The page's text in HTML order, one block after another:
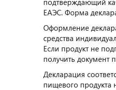
подтверждающий
ЕАЭС. Форма
Оформление
средства
Если продукт не
получить документ
Декларация
пищевого продукта